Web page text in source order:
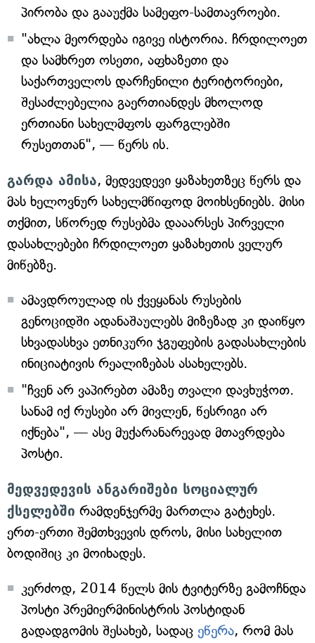
პირობა და გააუქმა სამეფო-სამთავროები.
"ახლა მეორდება იგივე ისტორია. ჩრდილოეთ
და სამხრეთ ოსეთი, აფხაზეთი და
საქართველოს დარჩენილი ტერიტორიები,
შესაძლებელია გაერთიანდეს მხოლოდ
ერთიანი სახელმფოს ფარგლებში
რუსეთთან", — წერს ის.
გარდა ამისა, მედვედევი ყაზახეთზეც წერს და
მას ხელოვნურ სახელმწიფოდ მოიხსენიებს. მისი
თქმით, სწორედ რუსებმა დააარსეს პირველი
დასახლებები ჩრდილოეთ ყაზახეთის ველურ
მიწებზე.
ამავდროულად ის ქვეყანას რუსების
გენოციდში ადანაშაულებს მიზეზად კი დაიწყო
სხვადასხვა ეთნიკური ჯგუფების გადასახლების
ინიციატივის რეალიზებას ასახელებს.
"ჩვენ არ ვაპირებთ ამაზე თვალი დავხუჭოთ.
სანამ იქ რუსები არ მივლენ, წესრიგი არ
იქნება", — ასე მუქარანარევად მთავრდება
პოსტი.
მედვედევის ანგარიშები სოციალურ
ქსელებში რამდენჯერმე მართლა გატეხეს.
ერთ-ერთი შემთხვევის დროს, მისი სახელით
ბოდიშიც კი მოიხადეს.
კერძოდ, 2014 წელს მის ტვიტერზე გამოჩნდა
პოსტი პრემიერმინისტრის პოსტიდან
გადადგომის შესახებ, სადაც ეწერა, რომ მას